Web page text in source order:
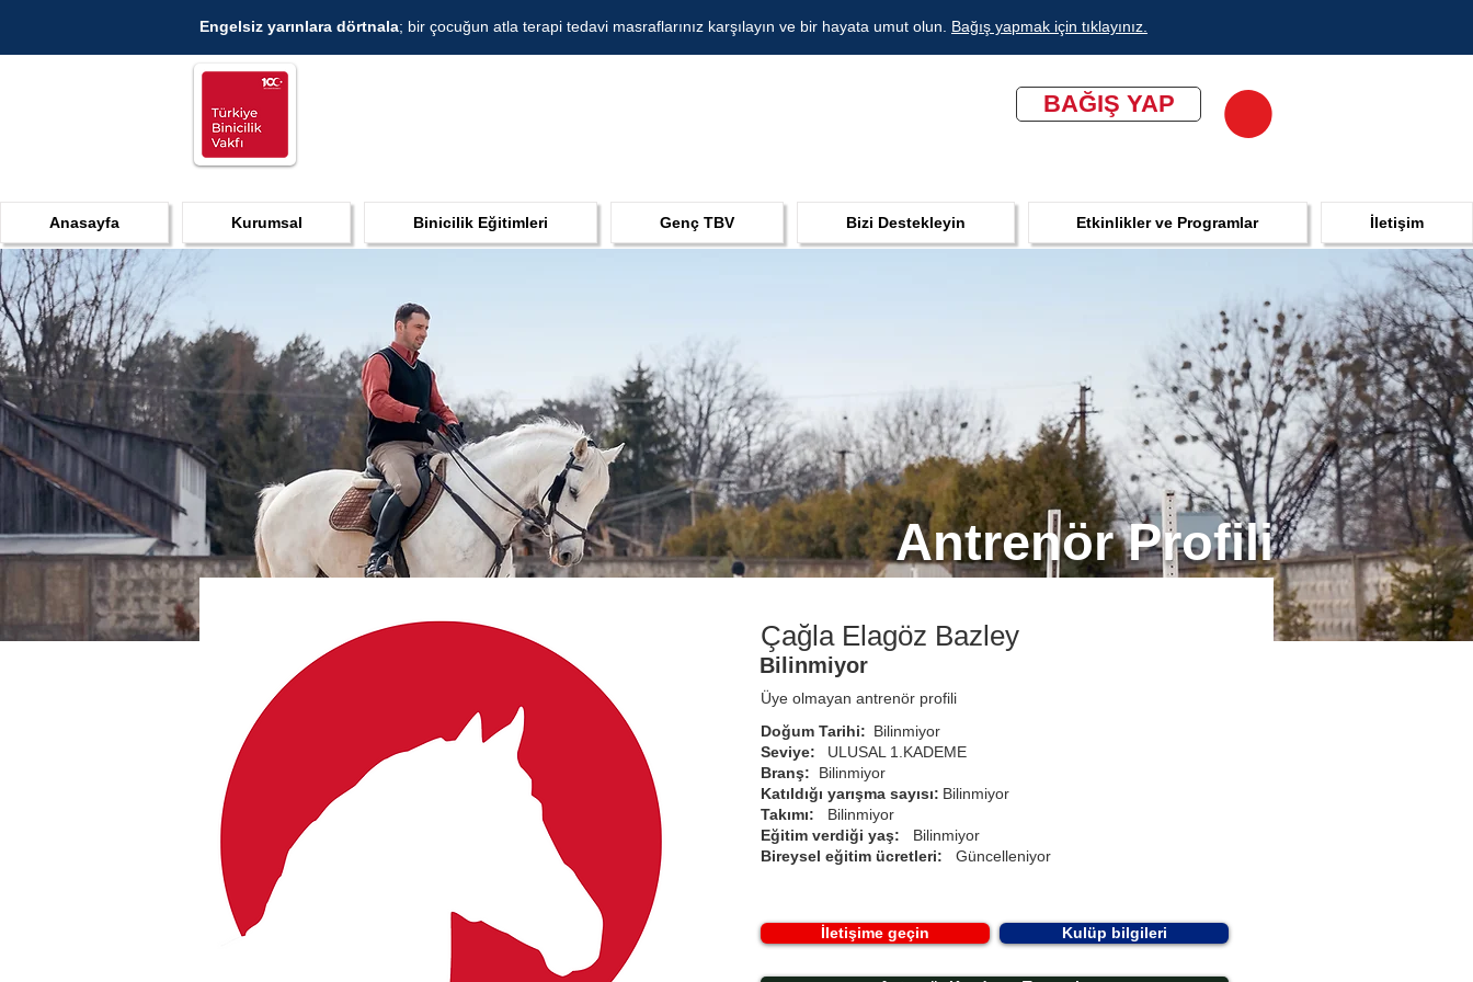
Engelsiz yarınlara dörtnala; bir çocuğun atla terapi tedavi masraflarınız karşılayın ve bir hayata umut olun. Bağış yapmak için tıklayınız.
BAĞIŞ YAP
Anasayfa Kurumsal Binicilik Eğitimleri Genç TBV Bizi Destekleyin Etkinlikler ve Programlar İletişim
Antrenör Profili
Çağla Elagöz Bazley
Bilinmiyor
Üye olmayan antrenör profili
Doğum Tarihi: Bilinmiyor
Seviye:
ULUSAL 1.KADEME
Branş:
Bilinmiyor
Katıldığı yarışma sayısı: Bilinmiyor
Takımı:
Bilinmiyor
Eğitim verdiği yaş:
Bilinmiyor
Bireysel eğitim ücretleri:
Güncelleniyor
İletişime geçin Kulüp bilgileri